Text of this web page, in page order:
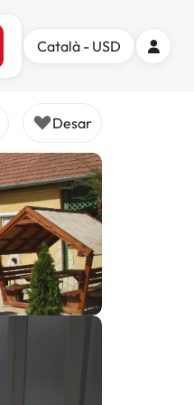
Català - USD
Desar